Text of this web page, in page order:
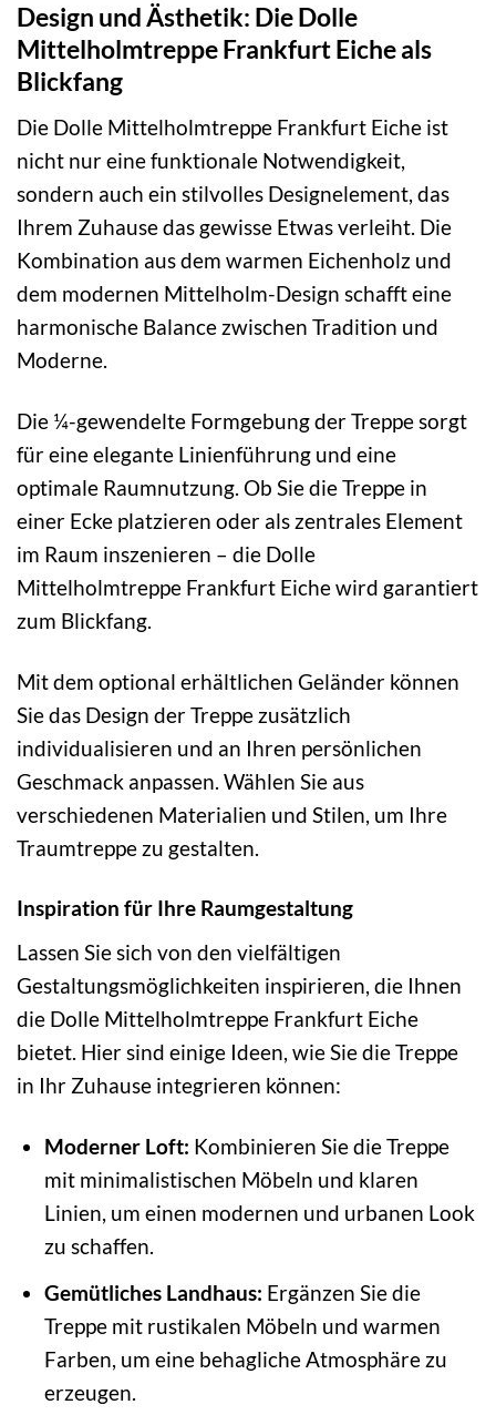
Design und Ästhetik: Die Dolle
Mittelholmtreppe Frankfurt Eiche als
Blickfang
Die Dolle Mittelholmtreppe Frankfurt Eiche ist
nicht nur eine funktionale Notwendigkeit,
sondern auch ein stilvolles Designelement, das
Ihrem Zuhause das gewisse Etwas verleiht. Die
Kombination aus dem warmen Eichenholz und
dem modernen Mittelholm-Design schafft eine
harmonische Balance zwischen Tradition und
Moderne.
Die ¼-gewendelte Formgebung der Treppe sorgt
für eine elegante Linienführung und eine
optimale Raumnutzung. Ob Sie die Treppe in
einer Ecke platzieren oder als zentrales Element
im Raum inszenieren – die Dolle
Mittelholmtreppe Frankfurt Eiche wird garantiert
zum Blickfang.
Mit dem optional erhältlichen Geländer können
Sie das Design der Treppe zusätzlich
individualisieren und an Ihren persönlichen
Geschmack anpassen. Wählen Sie aus
verschiedenen Materialien und Stilen, um Ihre
Traumtreppe zu gestalten.
Inspiration für Ihre Raumgestaltung
Lassen Sie sich von den vielfältigen
Gestaltungsmöglichkeiten inspirieren, die Ihnen
die Dolle Mittelholmtreppe Frankfurt Eiche
bietet. Hier sind einige Ideen, wie Sie die Treppe
in Ihr Zuhause integrieren können:
Moderner Loft: Kombinieren Sie die Treppe
mit minimalistischen Möbeln und klaren
Linien, um einen modernen und urbanen Look
zu schaffen.
Gemütliches Landhaus: Ergänzen Sie die
Treppe mit rustikalen Möbeln und warmen
Farben, um eine behagliche Atmosphäre zu
erzeugen.